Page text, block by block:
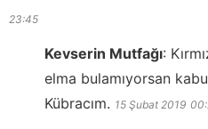
23:45
Kevserin Mutfağı:
elma bulamıyorsan
Kübracım. 15 Şubat 2019